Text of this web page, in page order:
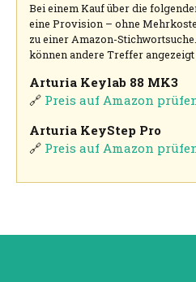
Bei einem Kauf über die
eine Provision – ohne
zu einer Amazon-
können andere Treffer
Arturia Keylab 88 MK3
🔗 Preis auf Amazon
Arturia KeyStep Pro
🔗 Preis auf Amazon